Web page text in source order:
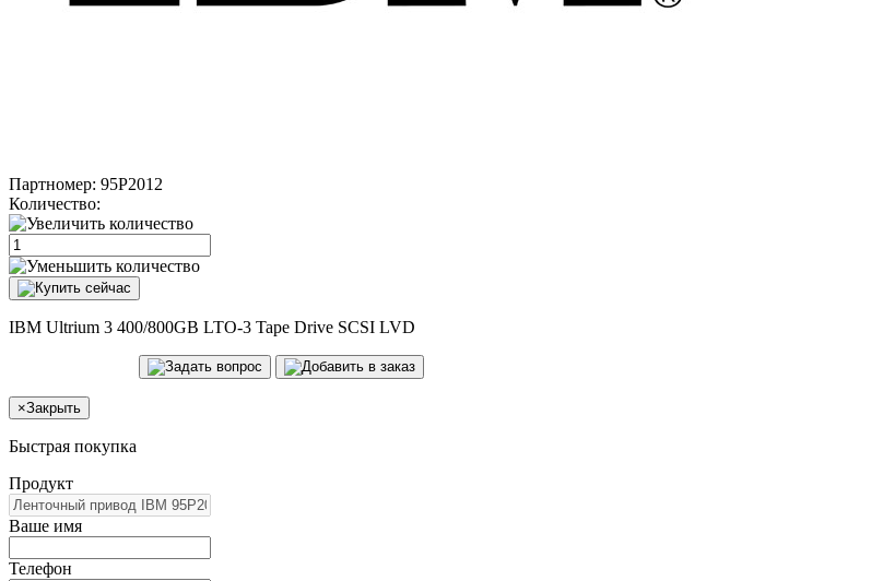
Партномер: 95P2012
Количество:
IBM Ultrium 3 400/800GB LTO-3 Tape Drive SCSI LVD
×Закрыть
Быстрая покупка
Продукт
Ваше имя
Телефон